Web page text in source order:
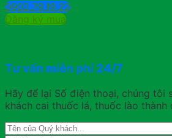
0902.79.19.22
Đăng ký mua
Tư vấn miễn phí 24/7
Hãy để lại Số điện thoại, chúng tôi
khách cai thuốc lá, thuốc lào thành